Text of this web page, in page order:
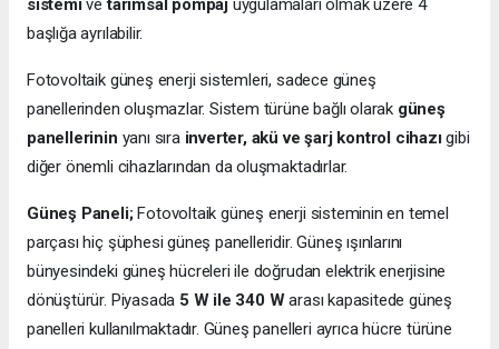
sistemivetarımsal pompaj uygulamaları olmak üzere 4
başlığa ayrılabilir.
Fotovoltaik güneş enerji sistemleri, sadece güneş
panellerinden oluşmazlar. Sistem türüne bağlı olarak güneş
panellerinin yanı sıra inverter, akü ve şarj kontrol cihazıgibi
diğer önemli cihazlarından da oluşmaktadırlar.
Güneş Paneli;Fotovoltaik güneş enerji sisteminin en temel
parçası hiç şüphesi güneş panelleridir. Güneş ışınlarını
bünyesindeki güneş hücreleri ile doğrudan elektrik enerjisine
dönüştürür. Piyasada 5 W ile 340 Warası kapasitede güneş
panelleri kullanılmaktadır. Güneş panelleri ayrıca hücre türüne